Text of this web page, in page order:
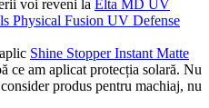
voi reveni la Elta MD UV
Physical Fusion UV Defense
Shine Stopper Instant Matte
ce am aplicat protecția solară. Nu
produs pentru machiaj, nu